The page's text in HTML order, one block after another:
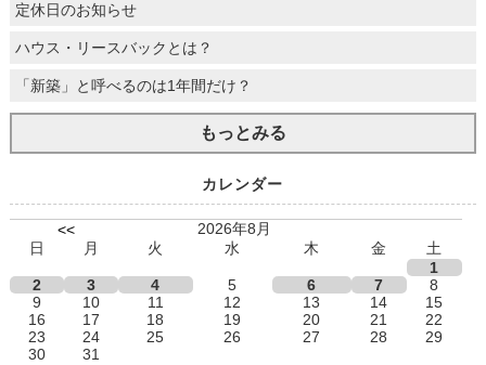
定休日のお知らせ
ハウス・リースバックとは？
「新築」と呼べるのは1年間だけ？
もっとみる
カレンダー
<<
2026年8月
日
月 火 水 木 金
土
1
2
3 4 5 6 7
8
9
10 11 12 13 14
15
16
17 18 19 20 21
22
23
24 25 26 27 28
29
30
31